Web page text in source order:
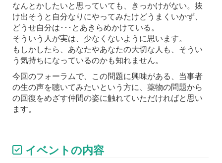
なんとかしたいと思っていても、きっかけがない。抜
け出そうと自分なりにやってみたけどうまくいかず、
どうせ自分は･･･とあきらめかけている。
そういう人が実は、少なくないように思います。
もしかしたら、あなたやあなたの大切な人も、そうい
う気持ちになっているのかも知れません。
今回のフォーラムで、この問題に興味がある、当事者
の生の声を聴いてみたいという方に、薬物の問題から
の回復をめざす仲間の姿に触れていただければと思い
ます。
イベントの内容